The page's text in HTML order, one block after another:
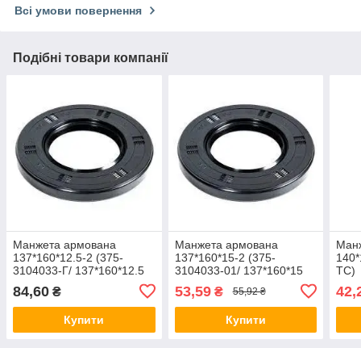
Всі умови повернення
Подібні товари компанії
Манжета армована
137*160*12.5-2 (375-
3104033-Г/ 137*160*12.5
84,60 ₴
Купити
Манжета армована
137*160*15-2 (375-
3104033-01/ 137*160*15
53,59₴ 55,92 ₴
Купити
TC)